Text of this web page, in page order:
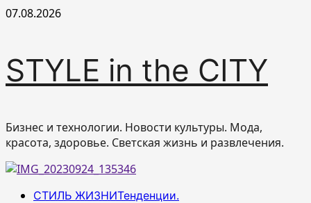
Перейти
07.08.2026
STYLE in the CITY
Бизнес и технологии. Новости культуры. Мода,
красота, здоровье. Светская жизнь и развлечения.
Основное
СТИЛЬ ЖИЗНИТенденции.